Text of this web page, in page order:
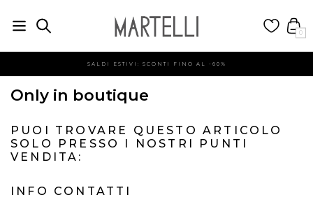
0
SALDI ESTIVI: SCONTI FINO AL -60%
Only in boutique
PUOI TROVARE QUESTO ARTICOLO
SOLO PRESSO I NOSTRI PUNTI
VENDITA:
INFO CONTATTI